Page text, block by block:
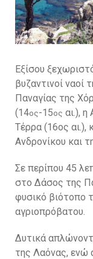
Εξίσου
βυζαντινοί ναοί
Παναγίας της
(14ος-15ος αι.), η
Τέρρα (16ος αι.),
Ανδρονίκου και
Σε περίπου 45
στο Δάσος της
φυσικό βιότοπο
αγριοπρόβατου.
Δυτικά
της Λαόνας, ενώ